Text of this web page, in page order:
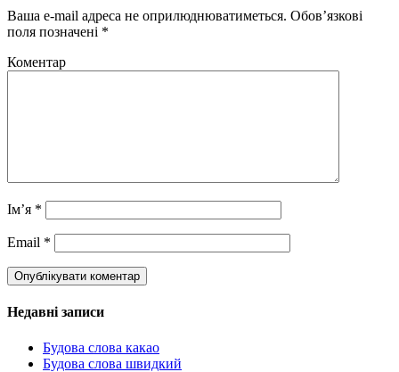
Ваша e-mail адреса не оприлюднюватиметься. Обов’язкові
поля позначені *
Коментар
Ім’я *
Email *
Недавні записи
Будова слова какао
Будова слова швидкий